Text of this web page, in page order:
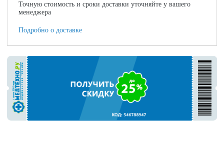
Точную стоимость и сроки доставки уточняйте у вашего
менеджера
Подробно о доставке